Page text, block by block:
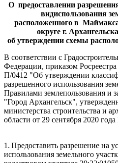
О предоставлении
видиспользования
расположенного в
округе г.
об утверждении схемы
В соответствии с
Федерации, приказом
П/0412 "Об утверждении
разрешенного использования
Правилами землепользования и
"Город Архангельск",
министерства строительства и
области от 29 сентября 2020
1. Предоставить разрешение на
использования земельного